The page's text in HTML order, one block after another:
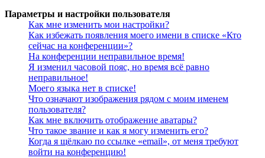
Параметры и настройки пользователя
Как мне изменить мои настройки?
Как избежать появления моего имени в списке «Кто
сейчас на конференции»?
На конференции неправильное время!
Я изменил часовой пояс, но время всё равно
неправильное!
Моего языка нет в списке!
Что означают изображения рядом с моим именем
пользователя?
Как мне включить отображение аватары?
Что такое звание и как я могу изменить его?
Когда я щёлкаю по ссылке «email», от меня требуют
войти на конференцию!